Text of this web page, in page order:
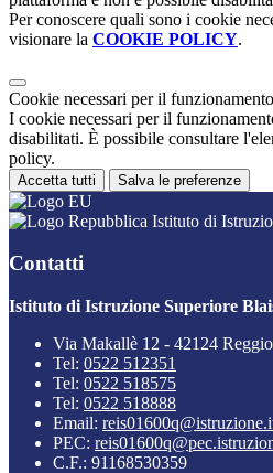
Per conoscere quali sono i cookie
visionare la COOKIE POLICY.
Cookie necessari per il funzionamento
I cookie necessari per il
disabilitati. È possibile consultare
policy.
Accetta tutti Salva le preferenze
Istituto di
Contatti
Istituto di Istruzione Superiore
Via Makallè 12 - 42124
Tel: 0522 512351
Tel: 0522 518575
Tel: 0522 518888
Email:
PEC:
C.F.: 91168530359